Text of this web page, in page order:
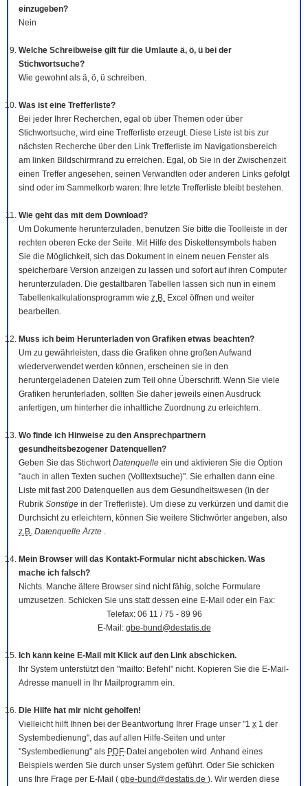
einzugeben?
Nein
Welche Schreibweise gilt für die Umlaute ä, ö, ü bei der
Stichwortsuche?
Wie gewohnt als ä, ö, ü schreiben.
Was ist eine Trefferliste?
Bei jeder Ihrer Recherchen, egal ob über Themen oder über
Stichwortsuche, wird eine Trefferliste erzeugt. Diese Liste ist bis zur
nächsten Recherche über den Link Trefferliste im Navigationsbereich
am linken Bildschirmrand zu erreichen. Egal, ob Sie in der Zwischenzeit
einen Treffer angesehen, seinen Verwandten oder anderen Links gefolgt
sind oder im Sammelkorb waren: Ihre letzte Trefferliste bleibt bestehen.
Wie geht das mit dem Download?
Um Dokumente herunterzuladen, benutzen Sie bitte die Tool leiste in der
rechten oberen Ecke der Seite. Mit Hilfe des Diskettensymbols haben
Sie die Möglichkeit, sich das Dokument in einem neuen Fenster als
speicherbare Version anzeigen zu lassen und sofort auf ihren Computer
herunterzuladen. Die gestaltbaren Tabellen lassen sich nun in einem
Tabellenkalkulationsprogramm wie z.B. Excel öffnen und weiter
bearbeiten.
Muss ich beim Herunterladen von Grafiken etwas beachten?
Um zu gewährleisten, dass die Grafiken ohne großen Aufwand
wiederverwendet werden können, erscheinen sie in den
heruntergeladenen Dateien zum Teil ohne Überschrift. Wenn Sie viele
Grafiken herunterladen, sollten Sie daher jeweils einen Ausdruck
anfertigen, um hinterher die inhaltliche Zuordnung zu erleichtern.
Wo finde ich Hinweise zu den Ansprechpartnern
gesundheitsbezogener Datenquellen?
Geben Sie das StichwortDatenquelle ein und aktivieren Sie die Option
"auch in allen Texten suchen (Volltextsuche)". Sie erhalten dann eine
Liste mit fast 200 Datenquellen aus dem Gesundheitswesen (in der
Rubrik Sonstige in der Trefferliste). Um diese zu verkürzen und damit die
Durchsicht zu erleichtern, können Sie weitere Stichwörter angeben, also
z.B. Datenquelle Ärzte .
Mein Browser will das Kontakt-Formular nicht abschicken. Was
mache ich falsch?
Nichts. Manche ältere Browser sind nicht fähig, solche Formulare
umzusetzen. Schicken Sie uns statt dessen eine E-Mail oder ein Fax:
Telefax: 06 11 / 75 - 89 96
E-Mail: gbe-bund@destatis.de
Ich kann keine E-Mail mit Klick auf den Link abschicken.
Ihr System unterstützt den "mailto: Befehl" nicht. Kopieren Sie die E-Mail-
Adresse manuell in Ihr Mailprogramm ein.
Die Hilfe hat mir nicht geholfen!
Vielleicht hilft Ihnen bei der Beantwortung Ihrer Frage unser "1 x 1 der
Systembedienung", das auf allen Hilfe-Seiten und unter
"Systembedienung" als PDF-Datei angeboten wird. Anhand eines
Beispiels werden Sie durch unser System geführt. Oder Sie schicken
uns Ihre Frage per E-Mail ( gbe-bund@destatis.de ). Wir werden diese